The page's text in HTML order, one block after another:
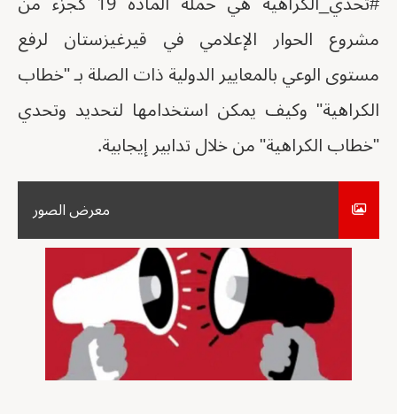
مشروع الحوار الإعلامي في قيرغيزستان لرفع
مستوى الوعي بالمعايير الدولية ذات الصلة بـ "خطاب
الكراهية" وكيف يمكن استخدامها لتحديد وتحدي
"خطاب الكراهية" من خلال تدابير إيجابية.
معرض الصور